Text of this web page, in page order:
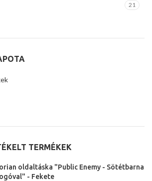
21
TERMÉKEK
oldaltáska "Public Enemy - Sötétbarna
- Fekete